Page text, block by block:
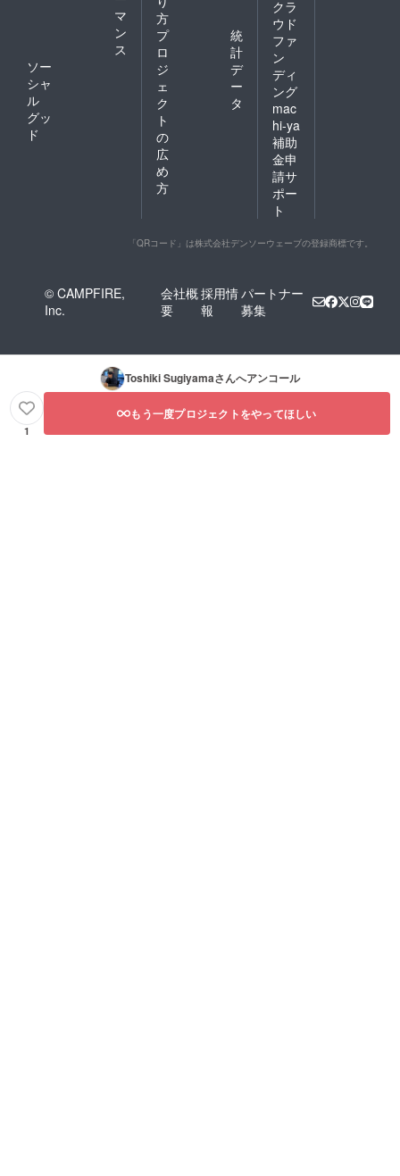
マ
ン
ス
ソー
シャ
ル
グッ
ド
方
プ
ロ
ジ
ェ
ク
ト
の
広
め
方
統
計
デ
ー
タ
クラ
ウド
ファ
ン
ディ
ング
mac
hi-ya
補助
金申
請サ
ポー
ト
「QRコード」は株式会社デンソーウェーブの登録商標です。
© CAMPFIRE,
Inc.
会社概
要
採用情
報
パートナー
募集
Toshiki Sugiyamaさんへアンコール
1
もう一度プロジェクトをやってほしい